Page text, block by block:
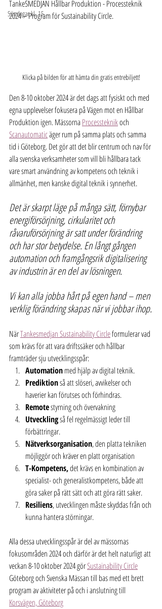
Söndagar kl. 15
TankeSMEDJAN Hållbar Produktion - Processteknik
2024 – Program för Sustainability Circle.
Klicka på bilden för att hämta din gratis entrebiljett!
Den 8-10 oktober 2024 är det dags att fysiskt och med
egna upplevelser fokusera på Vägen mot en Hållbar
Produktion igen. Mässorna Processteknik och
Scanautomatic äger rum på samma plats och samma
tid i Göteborg. Det gör att det blir centrum och nav för
alla svenska verksamheter som vill bli hållbara tack
vare smart användning av kompetens och teknik i
allmänhet, men kanske digital teknik i synnerhet.
Det är skarpt läge på många sätt, förnybar
energiförsörjning, cirkularitet och
råvaruförsörjning är satt under förändring
och har stor betydelse. En långt gången
automation och framgångsrik digitalisering
av industrin är en del av lösningen.
Vi kan alla jobba hårt på egen hand – men
verklig förändring skapas när vi jobbar ihop.
När Tankesmedjan Sustainability Circle formulerar vad
som krävs för att vara driftssäker och hållbar
framträder sju utvecklingsspår:
Automation med hjälp av digital teknik.
Prediktion så att slöseri, avvikelser och
haverier kan förutses och förhindras.
Remote styrning och övervakning
Utveckling så fel regelmässigt leder till
förbättringar.
Nätverksorganisation, den platta tekniken
möjliggör och kräver en platt organisation
T-Kompetens, det krävs en kombination av
specialist- och generalistkompetens, både att
göra saker på rätt sätt och att göra rätt saker.
Resiliens, utvecklingen måste skyddas från och
kunna hantera störningar.
Alla dessa utvecklingsspår är del av mässornas
fokusområden 2024 och därför är det helt naturligt att
veckan 8-10 oktober 2024 gör Sustainability Circle
Göteborg och Svenska Mässan till bas med ett brett
program av aktiviteter på och i anslutning till
Korsvägen, Göteborg